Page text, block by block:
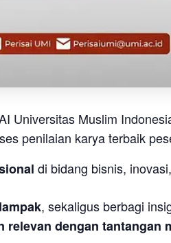
Universitas Muslim
penilaian karya terbaik
di bidang bisnis,
, sekaligus berbagi
dengan tantangan